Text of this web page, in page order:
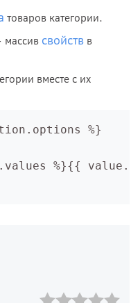
товаров категории.
массив свойств в
вместе с их
%}
%}{{